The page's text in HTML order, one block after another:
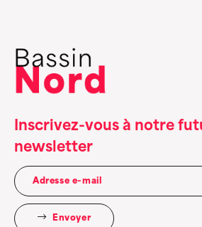
Inscrivez-vous à notre
newsletter
Envoyer